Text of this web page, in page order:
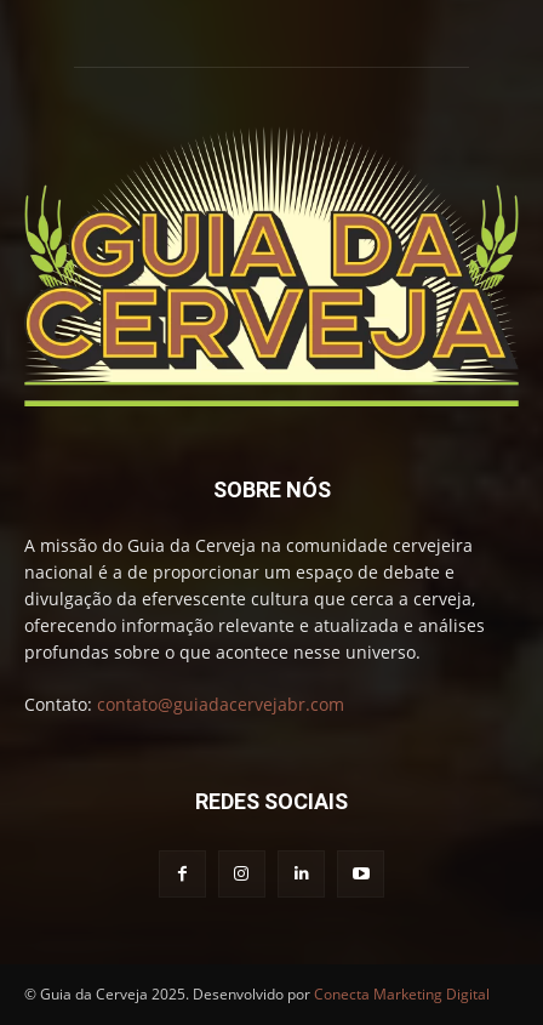
SOBRE NÓS
A missão do Guia da Cerveja na comunidade cervejeira
nacional é a de proporcionar um espaço de debate e
divulgação da efervescente cultura que cerca a cerveja,
oferecendo informação relevante e atualizada e análises
profundas sobre o que acontece nesse universo.
Contato: contato@guiadacervejabr.com
REDES SOCIAIS
© Guia da Cerveja 2025. Desenvolvido porConecta Marketing Digital